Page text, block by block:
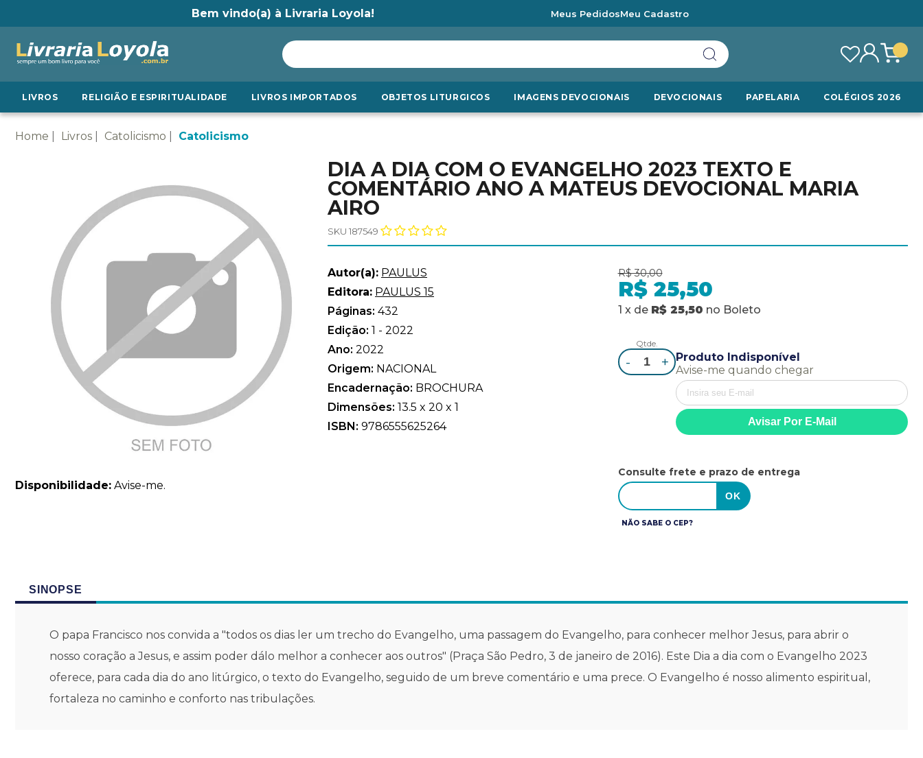
Bem vindo(a) à Livraria Loyola! Meus PedidosMeu Cadastro
LIVROS RELIGIÃO E ESPIRITUALIDADE LIVROS IMPORTADOS OBJETOS LITURGICOS IMAGENS DEVOCIONAIS DEVOCIONAIS PAPELARIA COLÉGIOS 2026
Home Livros Catolicismo Catolicismo
Disponibilidade: Avise-me.
DIA A DIA COM O EVANGELHO 2023 TEXTO E
COMENTÁRIO ANO A MATEUS DEVOCIONAL MARIA
AIRO
SKU 187549
Autor(a): PAULUS
Editora: PAULUS 15
Páginas: 432
Edição: 1 - 2022
Ano: 2022
Origem: NACIONAL
Encadernação: BROCHURA
Dimensões: 13.5 x 20 x 1
ISBN: 9786555625264
R$ 30,00
R$ 25,50
1 x de R$ 25,50 no Boleto
Qtde.
- +
Produto Indisponível
Avise-me quando chegar
Consulte frete e prazo de entrega
NÃO SABE O CEP?
SINOPSE
O papa Francisco nos convida a "todos os dias ler um trecho do Evangelho, uma passagem do Evangelho, para conhecer melhor Jesus, para abrir o
nosso coração a Jesus, e assim poder dálo melhor a conhecer aos outros" (Praça São Pedro, 3 de janeiro de 2016). Este Dia a dia com o Evangelho 2023
oferece, para cada dia do ano litúrgico, o texto do Evangelho, seguido de um breve comentário e uma prece. O Evangelho é nosso alimento espiritual,
fortaleza no caminho e conforto nas tribulações.